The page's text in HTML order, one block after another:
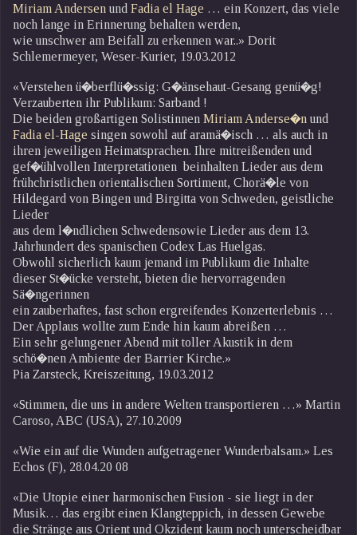
Miriam Andersen und Fadia el Hage … ein Konzert, das viele
noch lange in Erinnerung behalten werden,
wie unschwer am Beifall zu erkennen war..» Dorit
Schlemermeyer, Weser-Kurier, 19.03.2012
«Verstehen ü�berflü�ssig: G�änsehaut-Gesang genü�g!
Verzauberten ihr Publikum: Sarband !
Die beiden großartigen Solistinnen Miriam Anderse�n und
Fadia el-Hage singen sowohl auf aramä�isch … als auch in
ihren jeweiligen Heimatsprachen. Ihre mitreißenden und
gef�ühlvollen Interpretationen beinhalten Lieder aus dem
frühchristlichen orientalischen Sortiment, Chorä�le von
Hildegard von Bingen und Birgitta von Schweden, geistliche
Lieder
aus dem l�ndlichen Schwedensowie Lieder aus dem 13.
Jahrhundert des spanischen Codex Las Huelgas.
Obwohl sicherlich kaum jemand im Publikum die Inhalte
dieser St�ücke versteht, bieten die hervorragenden
Sä�ngerinnen
ein zauberhaftes, fast schon ergreifendes Konzerterlebnis …
Der Applaus wollte zum Ende hin kaum abreißen …
Ein sehr gelungener Abend mit toller Akustik in dem
schö�nen Ambiente der Barrier Kirche.»
Pia Zarsteck, Kreiszeitung, 19.03.2012
«Stimmen, die uns in andere Welten transportieren …» Martin
Caroso, ABC (USA), 27.10.2009
«Wie ein auf die Wunden aufgetragener Wunderbalsam.» Les
Echos (F), 28.04.20 08
«Die Utopie einer harmonischen Fusion - sie liegt in der
Musik… das ergibt einen Klangteppich, in dessen Gewebe
die Stränge aus Orient und Okzident kaum noch unterscheidbar